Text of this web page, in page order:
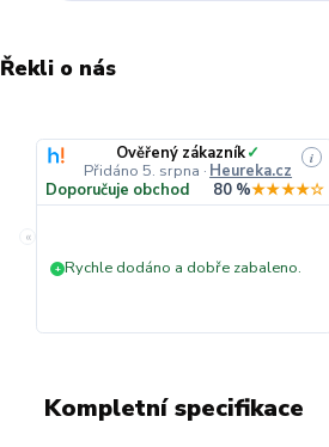
Řekli o nás
«
Ověřený zákazník✓
Přidáno 5. srpna · Heureka.cz
i
Doporučuje obchod 80 %★★★★☆
+ Rychle dodáno a dobře zabaleno.
Kompletní specifikace